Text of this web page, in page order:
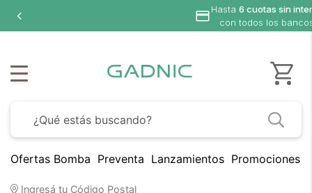
Hasta 6 cuotas sin
con todos los
Ofertas Bomba Preventa Lanzamientos Promociones
Ingresá tu Código Postal